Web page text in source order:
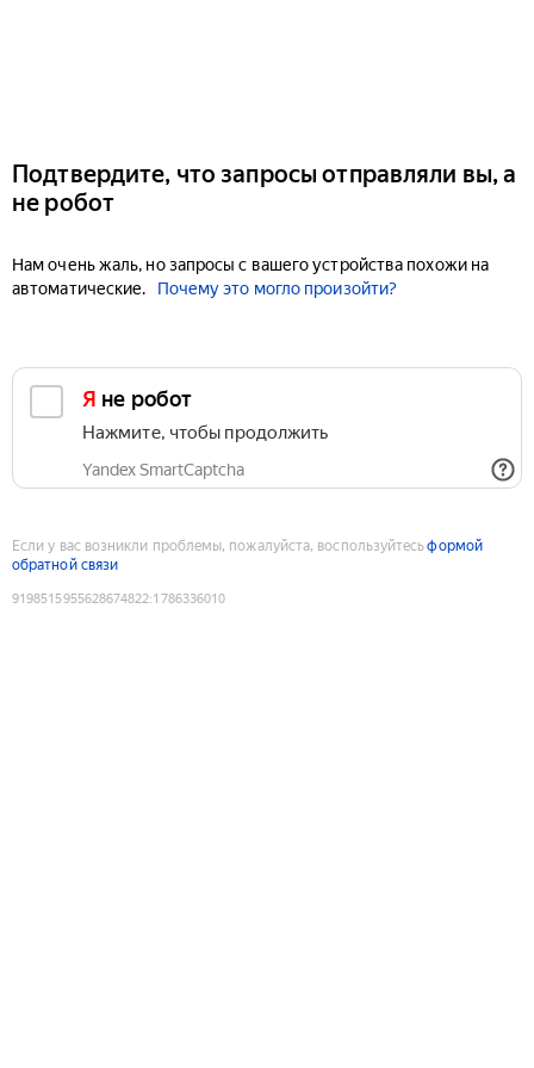
Подтвердите, что запросы отправляли вы, а
не робот
Нам очень жаль, но запросы с вашего устройства похожи на
автоматические.
Почему это могло произойти?
Я не робот
Нажмите, чтобы продолжить
Yandex SmartCaptcha
Если у вас возникли проблемы, пожалуйста, воспользуйтесьформой
обратной связи
9198515955628674822:1786336010